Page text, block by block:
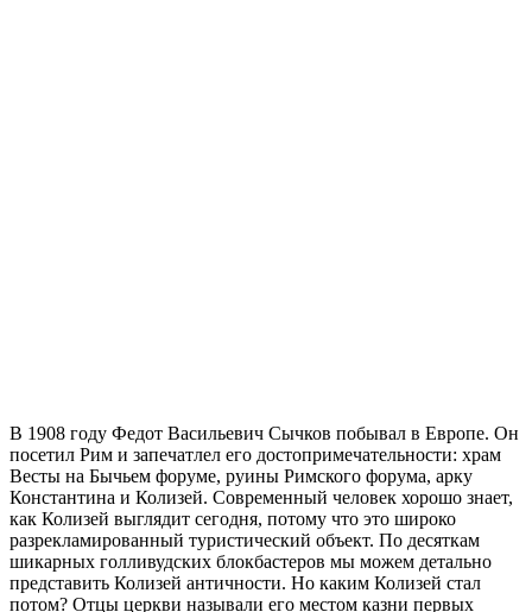
В 1908 году Федот Васильевич Сычков побывал в Европе. Он
посетил Рим и запечатлел его достопримечательности: храм
Весты на Бычьем форуме, руины Римского форума, арку
Константина и Колизей. Современный человек хорошо знает,
как Колизей выглядит сегодня, потому что это широко
разрекламированный туристический объект. По десяткам
шикарных голливудских блокбастеров мы можем детально
представить Колизей античности. Но каким Колизей стал
потом? Отцы церкви называли его местом казни первых